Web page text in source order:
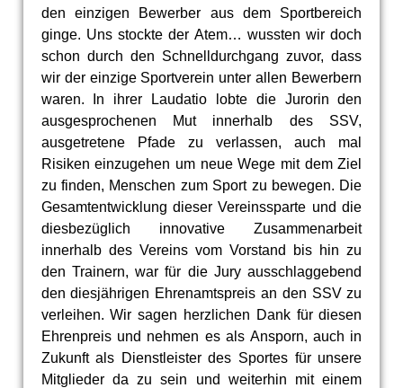
den einzigen Bewerber aus dem Sportbereich
ginge. Uns stockte der Atem… wussten wir doch
schon durch den Schnelldurchgang zuvor, dass
wir der einzige Sportverein unter allen Bewerbern
waren. In ihrer Laudatio lobte die Jurorin den
ausgesprochenen Mut innerhalb des SSV,
ausgetretene Pfade zu verlassen, auch mal
Risiken einzugehen um neue Wege mit dem Ziel
zu finden, Menschen zum Sport zu bewegen. Die
Gesamtentwicklung dieser Vereinssparte und die
diesbezüglich innovative Zusammenarbeit
innerhalb des Vereins vom Vorstand bis hin zu
den Trainern, war für die Jury ausschlaggebend
den diesjährigen Ehrenamtspreis an den SSV zu
verleihen. Wir sagen herzlichen Dank für diesen
Ehrenpreis und nehmen es als Ansporn, auch in
Zukunft als Dienstleister des Sportes für unsere
Mitglieder da zu sein und weiterhin mit einem